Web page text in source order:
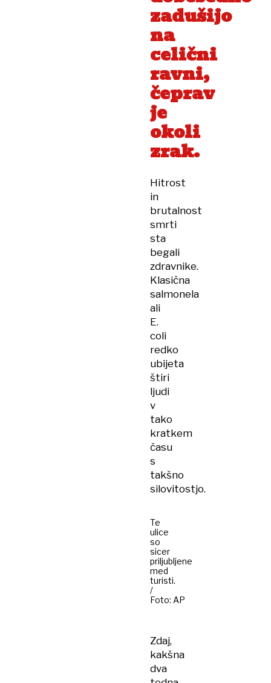
zadušijo
na
celični
ravni,
čeprav
je
okoli
zrak.
Hitrost
in
brutalnost
smrti
sta
begali
zdravnike.
Klasična
salmonela
ali
E.
coli
redko
ubijeta
štiri
ljudi
v
tako
kratkem
času
s
takšno
silovitostjo.
Te
ulice
so
sicer
priljubljene
med
turisti.
/
Foto: AP
Zdaj,
kakšna
dva